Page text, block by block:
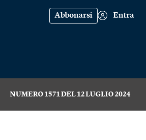
Abbonarsi Entra
NUMERO 1571 DEL 12 LUGLIO 2024